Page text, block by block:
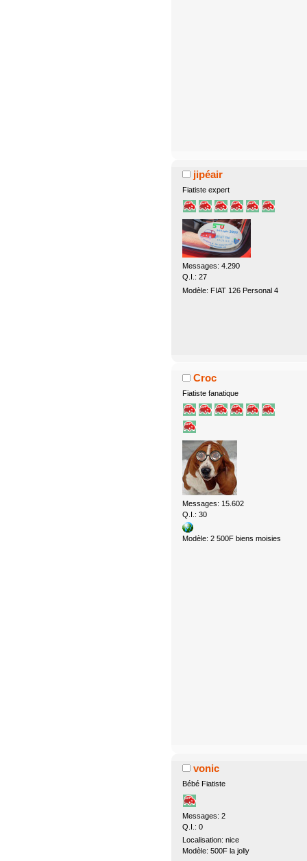
jipéair
Fiatiste expert
Messages: 4.290
Q.I.: 27
Modèle: FIAT 126 Personal 4
Croc
Fiatiste fanatique
Messages: 15.602
Q.I.: 30
Modèle: 2 500F biens moisies
vonic
Bébé Fiatiste
Messages: 2
Q.I.: 0
Localisation: nice
Modèle: 500F la jolly